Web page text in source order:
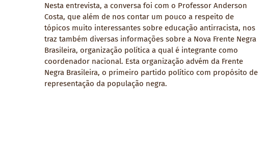
Nesta entrevista, a conversa foi com o Professor Anderson
Costa, que além de nos contar um pouco a respeito de
tópicos muito interessantes sobre educação antirracista, nos
traz também diversas informações sobre a Nova Frente Negra
Brasileira, organização política a qual é integrante como
coordenador nacional. Esta organização advém da Frente
Negra Brasileira, o primeiro partido político com propósito de
representação da população negra.